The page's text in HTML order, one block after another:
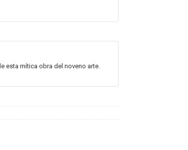
esta mítica obra del noveno arte.